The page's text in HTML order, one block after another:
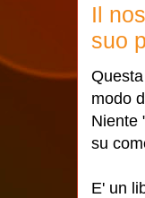
Il
suo
modo
Niente
su
E' un